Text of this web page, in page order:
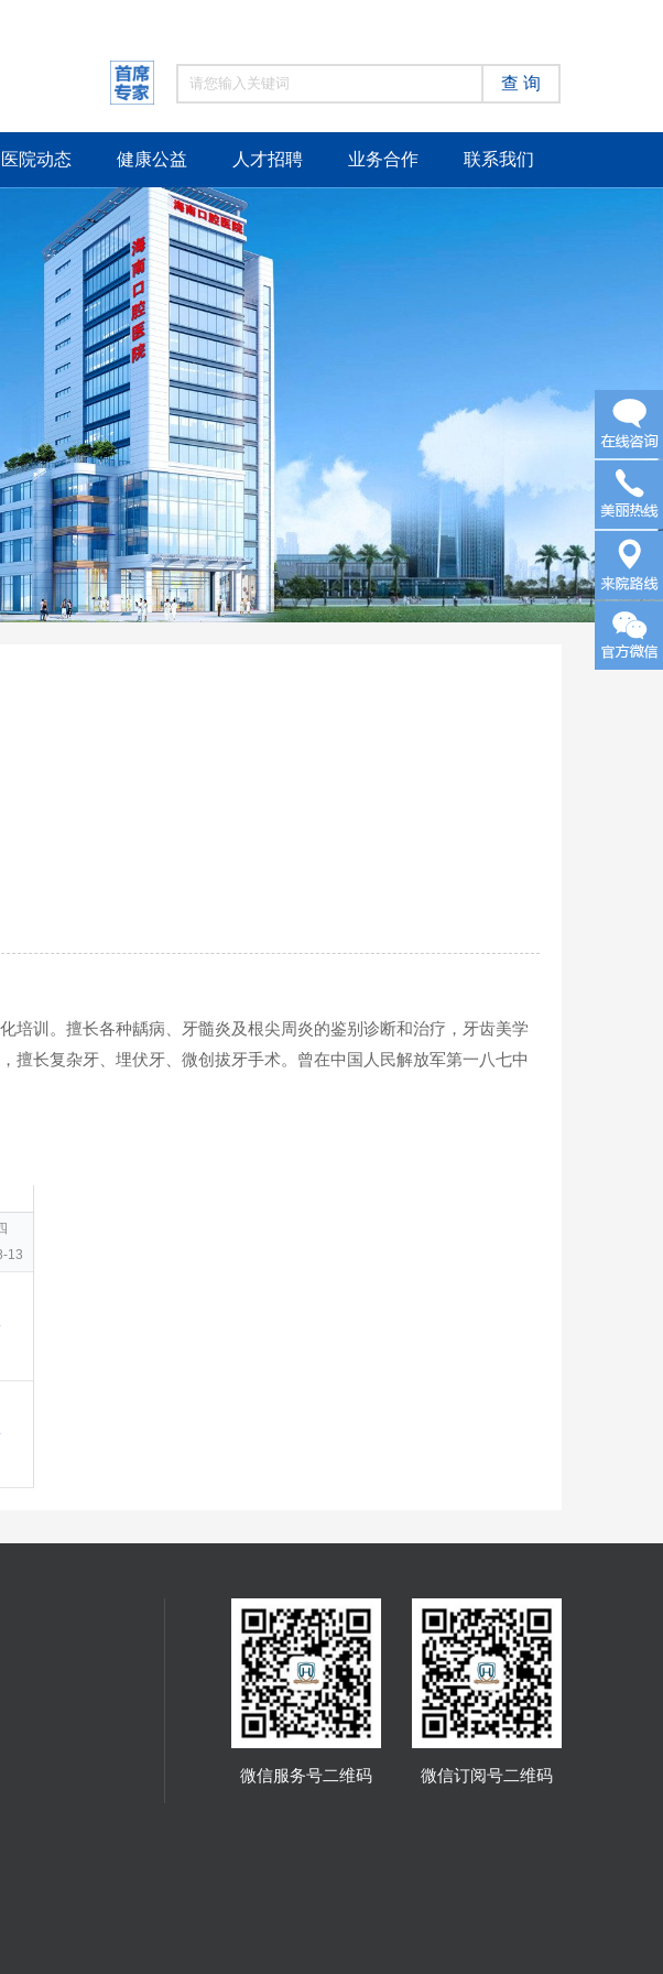
查 询
医院动态 健康公益 人才招聘 业务合作 联系我们
培训。擅长各种龋病、牙髓炎及根尖周炎的鉴别诊断和治疗，牙齿美学
擅长复杂牙、埋伏牙、微创拔牙手术。曾在中国人民解放军第一八七中
13
微信服务号二维码 微信订阅号二维码
在线咨
询
来院路